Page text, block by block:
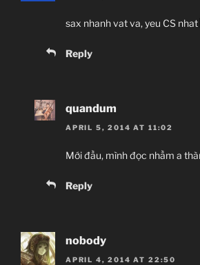
sax nhanh vat va, yeu CS nhat
Reply
quandum
APRIL 5, 2014 AT 11:02
Mới đầu, mình đọc nhầm a
Reply
nobody
APRIL 4, 2014 AT 22:50